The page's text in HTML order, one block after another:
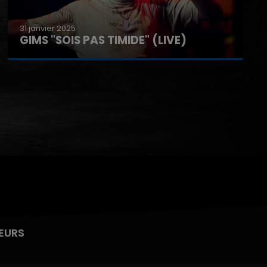
31 janvier 2025
GIMS "SPIDER" (LIVE)